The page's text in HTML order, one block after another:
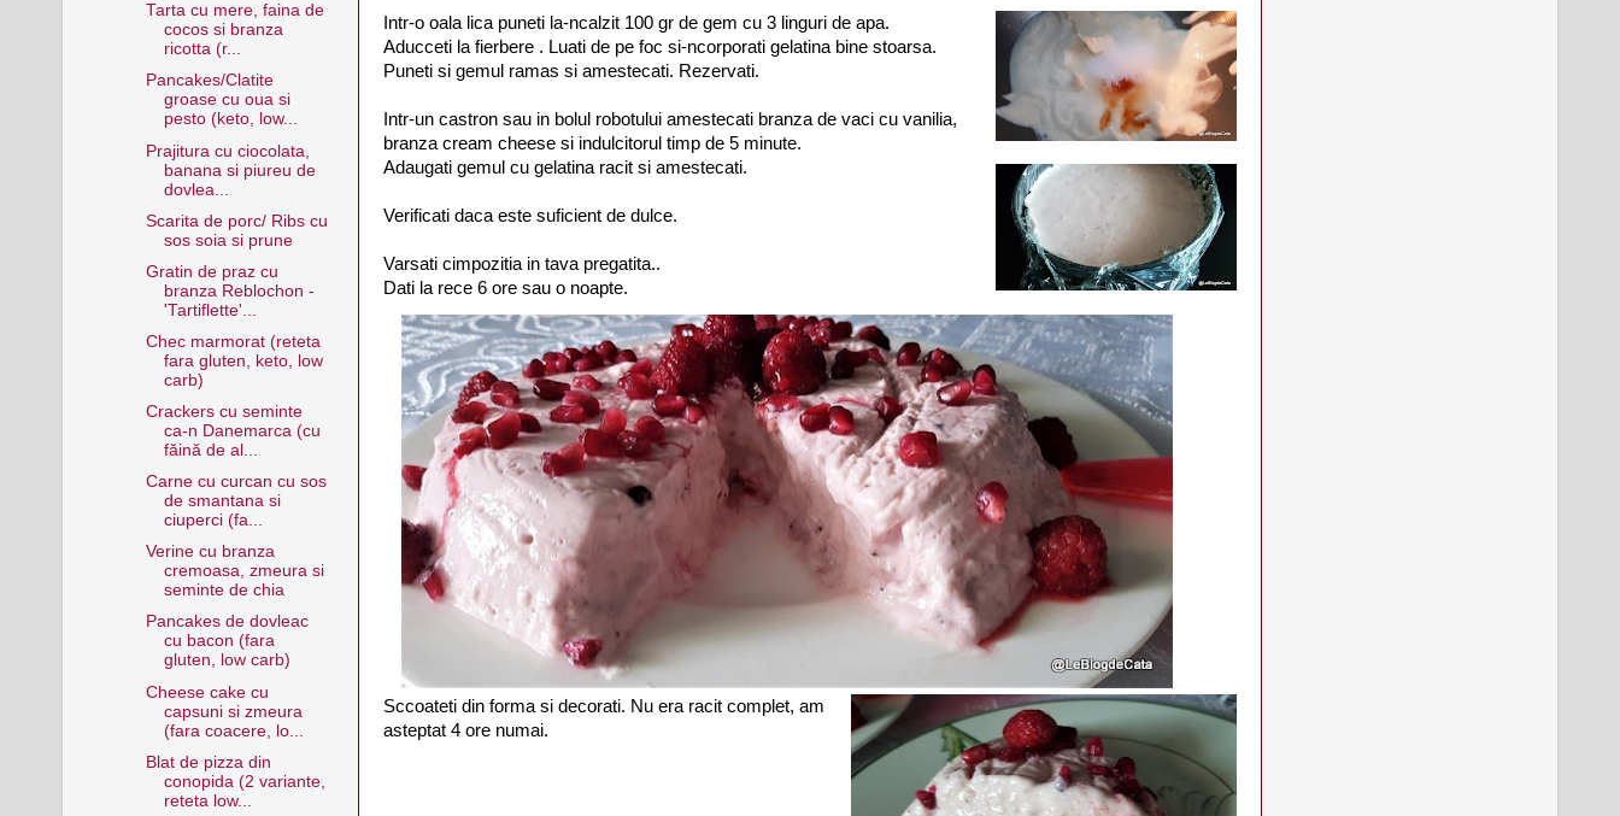
Intr-o oala lica puneti la-ncalzit 100 gr de gem cu 3 linguri de apa.
Aducceti la fierbere . Luati de pe foc si-ncorporati gelatina bine stoarsa.
Puneti si gemul ramas si amestecati. Rezervati.
Intr-un castron sau in bolul robotului amestecati branza de vaci cu vanilia,
branza cream cheese si indulcitorul timp de 5 minute.
Adaugati gemul cu gelatina racit si amestecati.
Verificati daca este suficient de dulce.
Varsati cimpozitia in tava pregatita..
Dati la rece 6 ore sau o noapte.
Sccoateti din forma si decorati. Nu era racit complet, am
asteptat 4 ore numai.
Tarta cu mere, faina de
cocos si branza
ricotta (r...
Pancakes/Clatite
groase cu oua si
pesto (keto, low...
Prajitura cu ciocolata,
banana si piureu de
dovlea...
Scarita de porc/ Ribs cu
sos soia si prune
Gratin de praz cu
branza Reblochon -
'Tartiflette'...
Chec marmorat (reteta
fara gluten, keto, low
carb)
Crackers cu seminte
ca-n Danemarca (cu
făină de al...
Carne cu curcan cu sos
de smantana si
ciuperci (fa...
Verine cu branza
cremoasa, zmeura si
seminte de chia
Pancakes de dovleac
cu bacon (fara
gluten, low carb)
Cheese cake cu
capsuni si zmeura
(fara coacere, lo...
Blat de pizza din
conopida (2 variante,
reteta low...